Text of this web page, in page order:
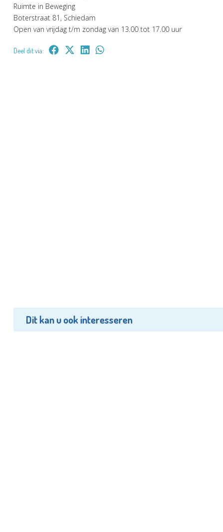
Ruimte in Beweging
Boterstraat 81, Schiedam
Open van vrijdag t/m zondag van 13.00 tot 17.00 uur
Deel dit via:
Dit kan u ook interesseren